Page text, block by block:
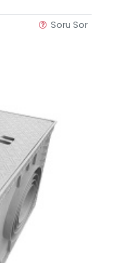
Soru Sor